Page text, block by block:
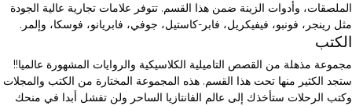
الملصقات، وأدوات الزينة ضمن هذا القسم. تتوفر علامات تجارية عالية الجودة
مثل رينجر، فونبو، فيفيكريل، فابر-كاستيل، جوفي، فابريانو، فوسكا، وإلمر.
الكتب
مجموعة مذهلة من القصص التاميلية الكلاسيكية والروايات المشهورة عالميا!!
ستجد الكثير منها تحت هذا القسم. هذه المجموعة المختارة من الكتب والمجلات
وكتب الرحلات ستأخذك إلى عالم الفانتازيا الساحر ولن تفشل أبدا في منحك